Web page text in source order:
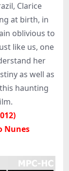
Clarice
at birth, in
oblivious to
like us, one
her
as well as
haunting
Nunes